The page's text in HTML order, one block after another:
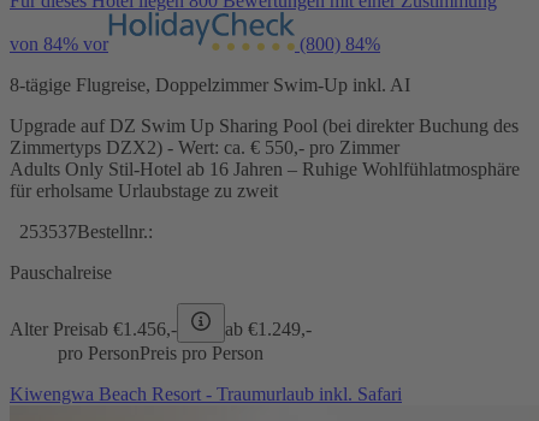
von 84% vor (800) 84%
8-tägige Flugreise, Doppelzimmer Swim-Up inkl. AI
Upgrade auf DZ Swim Up Sharing Pool (bei direkter Buchung des
Zimmertyps DZX2) - Wert: ca. € 550,- pro Zimmer
Adults Only Stil-Hotel ab 16 Jahren – Ruhige Wohlfühlatmosphäre
für erholsame Urlaubstage zu zweit
253537Bestellnr.:
Pauschalreise
Alter Preisab €1.456,- ab €1.249,-
pro PersonPreis pro Person
Kiwengwa Beach Resort - Traumurlaub inkl. Safari